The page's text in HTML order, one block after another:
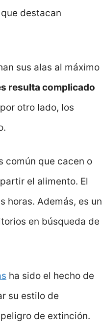
destacan
sus alas al máximo
resulta complicado
otro lado, los
común que cacen o
el alimento. El
horas. Además, es un
en búsqueda de
ha sido el hecho de
su estilo de
de extinción.